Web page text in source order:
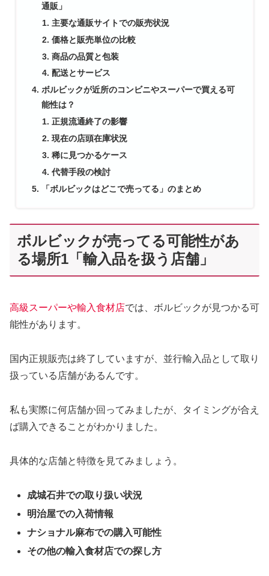
通販」
主要な通販サイトでの販売状況
価格と販売単位の比較
商品の品質と包装
配送とサービス
ボルビックが近所のコンビニやスーパーで買える可
能性は？
正規流通終了の影響
現在の店頭在庫状況
稀に見つかるケース
代替手段の検討
「ボルビックはどこで売ってる」のまとめ
ボルビックが売ってる可能性があ
る場所1「輸入品を扱う店舗」
高級スーパーや輸入食材店では、ボルビックが見つかる可
能性があります。
国内正規販売は終了していますが、並行輸入品として取り
扱っている店舗があるんです。
私も実際に何店舗か回ってみましたが、タイミングが合え
ば購入できることがわかりました。
具体的な店舗と特徴を見てみましょう。
成城石井での取り扱い状況
明治屋での入荷情報
ナショナル麻布での購入可能性
その他の輸入食材店での探し方